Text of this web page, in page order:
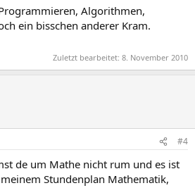
Algorithmen,
ein bisschen anderer Kram.
Zuletzt bearbeitet: 8. November 2010
#4
de um Mathe nicht rum und es ist
Stundenplan Mathematik,